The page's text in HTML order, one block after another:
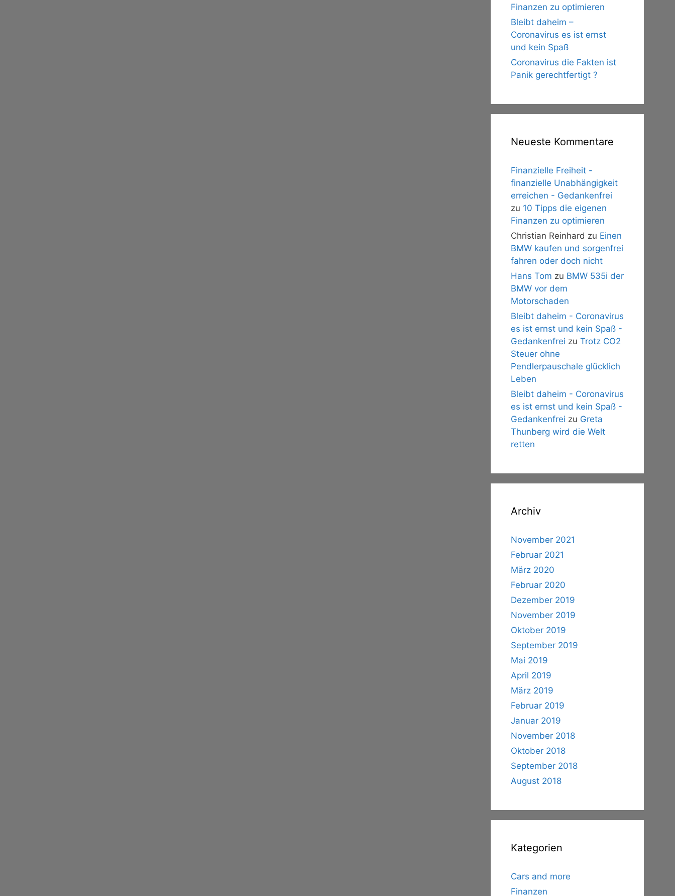
Finanzen zu optimieren
Bleibt daheim –
Coronavirus es ist ernst
und kein Spaß
Coronavirus die Fakten ist
Panik gerechtfertigt ?
Neueste Kommentare
Finanzielle Freiheit -
finanzielle Unabhängigkeit
erreichen - Gedankenfrei
zu 10 Tipps die eigenen
Finanzen zu optimieren
Christian Reinhard zu Einen
BMW kaufen und sorgenfrei
fahren oder doch nicht
Hans Tom zu BMW 535i der
BMW vor dem
Motorschaden
Bleibt daheim - Coronavirus
es ist ernst und kein Spaß -
Gedankenfrei zu Trotz CO2
Steuer ohne
Pendlerpauschale glücklich
Leben
Bleibt daheim - Coronavirus
es ist ernst und kein Spaß -
Gedankenfrei zu Greta
Thunberg wird die Welt
retten
Archiv
November 2021
Februar 2021
März 2020
Februar 2020
Dezember 2019
November 2019
Oktober 2019
September 2019
Mai 2019
April 2019
März 2019
Februar 2019
Januar 2019
November 2018
Oktober 2018
September 2018
August 2018
Kategorien
Cars and more
Finanzen